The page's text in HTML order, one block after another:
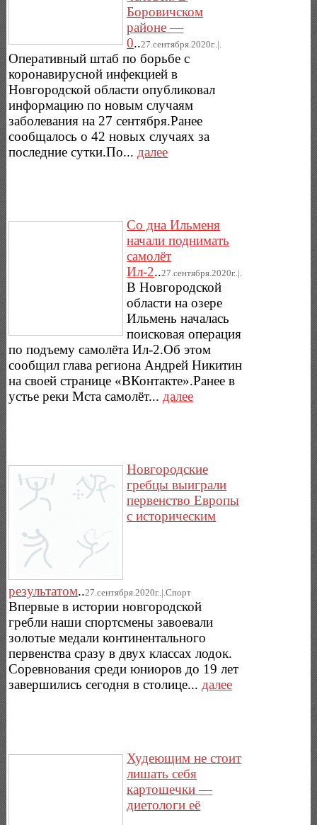
Боровичском
районе —
0..27.сентября.2020г..|.
Оперативный штаб по борьбе с
коронавирусной инфекцией в
Новгородской области опубликовал
информацию по новым случаям
заболевания на 27 сентября.Ранее
сообщалось о 42 новых случаях за
последние сутки.По... далее
Со дна Ильменя
начали поднимать
самолёт
Ил-2..27.сентября.2020г..|.
В Новгородской
области на озере
Ильмень началась
поисковая операция
по подъему самолёта Ил-2.Об этом
сообщил глава региона Андрей Никитин
на своей странице «ВКонтакте».Ранее в
устье реки Мста самолёт... далее
Новгородские
гребцы выиграли
первенство Европы
с историческим
результатом..27.сентября.2020г..|.Спорт
Впервые в истории новгородской
гребли наши спортсмены завоевали
золотые медали континентального
первенства сразу в двух классах лодок.
Соревнования среди юниоров до 19 лет
завершились сегодня в столице...далее
Худеющим не стоит
лишать себя
картошечки —
диетологи её